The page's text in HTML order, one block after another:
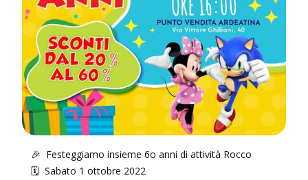
🎉 Festeggiamo insieme 6o anni di attività Rocco
🗓 Sabato 1 ottobre 2022